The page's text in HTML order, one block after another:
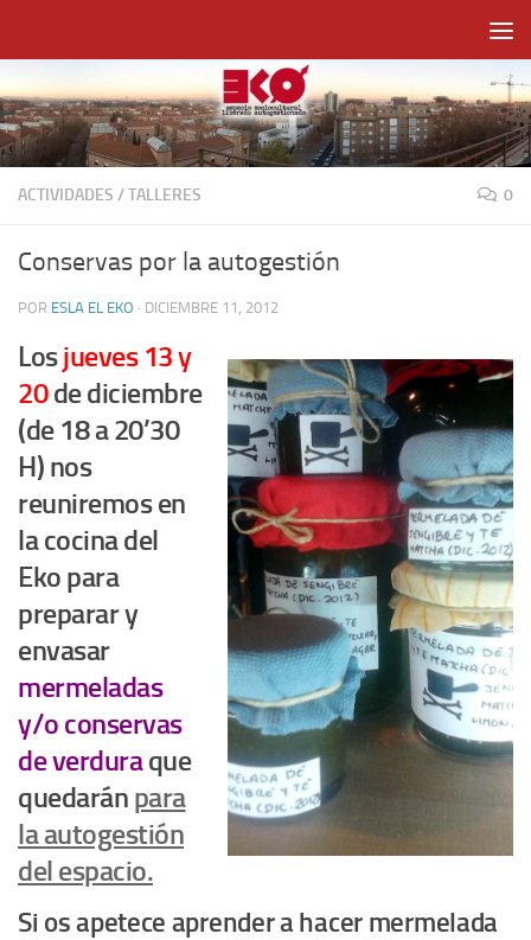
ACTIVIDADES /TALLERES 0
Conservas por la autogestión
POR ESLA EL EKO · DICIEMBRE 11, 2012
Losjueves 13 y
20de diciembre
(de 18 a 20’30
H) nos
reuniremos en
la cocina del
Eko para
preparar y
envasar
mermeladas
y/o conservas
de verduraque
quedarán para
la autogestión
del espacio.
Si os apetece aprender a hacer mermelada